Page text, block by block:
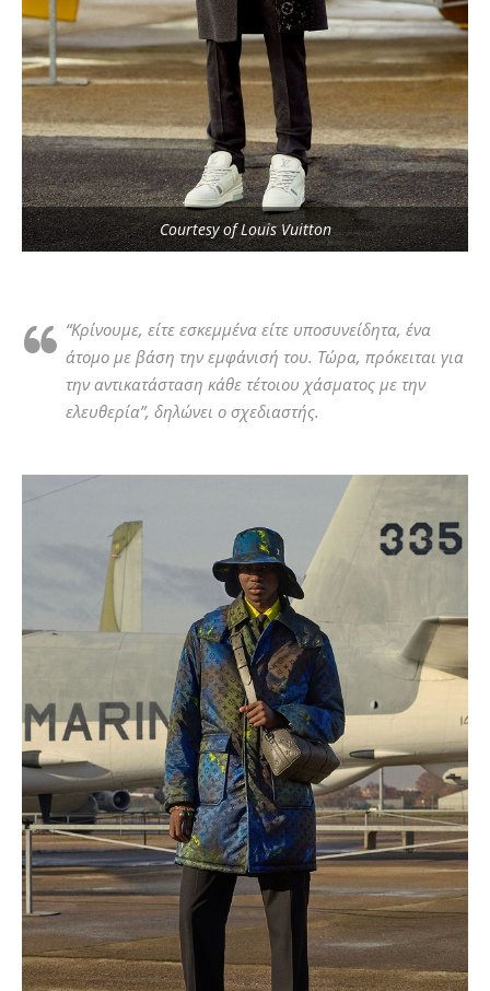
Courtesy of Louis Vuitton
“Κρίνουμε, είτε εσκεμμένα είτε υποσυνείδητα, ένα
άτομο με βάση την εμφάνισή του. Τώρα, πρόκειται για
την αντικατάσταση κάθε τέτοιου χάσματος με την
ελευθερία”, δηλώνει ο σχεδιαστής.